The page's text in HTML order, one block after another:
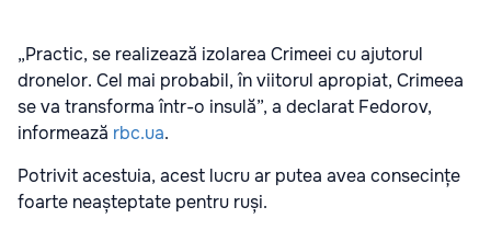
„Practic, se realizează izolarea Crimeei cu ajutorul
dronelor. Cel mai probabil, în viitorul apropiat, Crimeea
se va transforma într-o insulă”, a declarat Fedorov,
informează rbc.ua.
Potrivit acestuia, acest lucru ar putea avea consecințe
foarte neașteptate pentru ruși.